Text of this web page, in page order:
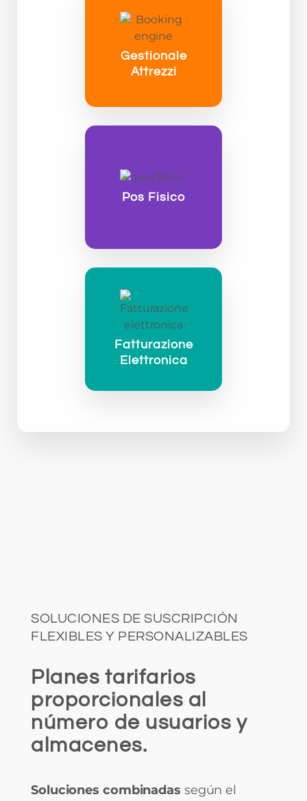
Gestionale
Attrezzi
Pos Fisico
Fatturazione
Elettronica
SOLUCIONES DE SUSCRIPCIÓN
FLEXIBLES Y PERSONALIZABLES
Planes tarifarios
proporcionales al
número de usuarios y
almacenes.
Soluciones combinadas según el